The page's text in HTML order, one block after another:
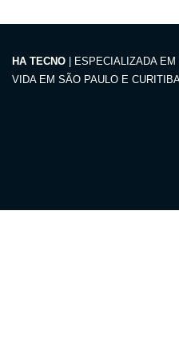
HA TECNO | ESPECIALIZADA
VIDA EM SÃO PAULO E